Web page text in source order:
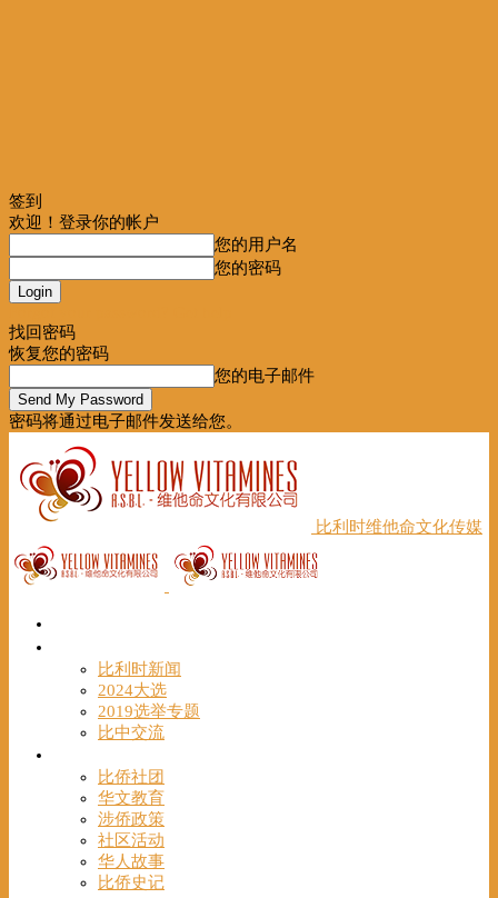
签到
欢迎！登录你的帐户
您的用户名
您的密码
找回密码
恢复您的密码
您的电子邮件
密码将通过电子邮件发送给您。
比利时维他命文化传媒
比利时新闻
2024大选
2019选举专题
比中交流
比侨社团
华文教育
涉侨政策
社区活动
华人故事
比侨史记